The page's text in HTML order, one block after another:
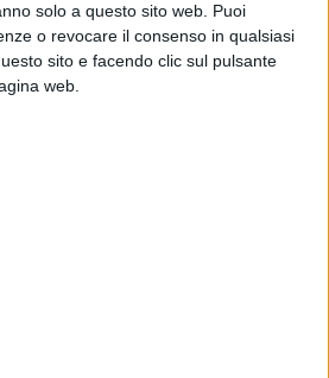
solo a questo sito web. Puoi
o revocare il consenso in qualsiasi
sito e facendo clic sul pulsante
web.
e unostile narrativo diverso
eFausto Lama . Non è
ma unracconto in prosa